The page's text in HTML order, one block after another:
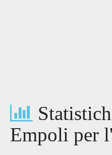
Empoli per